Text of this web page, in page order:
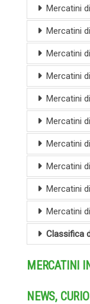
Mercatini
Mercatini
Mercatini
Mercatini
Mercatini
Mercatini
Mercatini
Mercatini
Mercatini
Mercatini
Classifica
MERCATINI
NEWS,